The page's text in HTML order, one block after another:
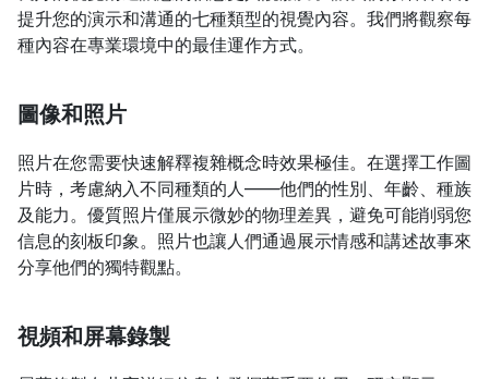
提升您的演示和溝通的七種類型的視覺內容。我們將觀察每
種內容在專業環境中的最佳運作方式。
圖像和照片
照片在您需要快速解釋複雜概念時效果極佳。在選擇工作圖
片時，考慮納入不同種類的人——他們的性別、年齡、種族
及能力。優質照片僅展示微妙的物理差異，避免可能削弱您
信息的刻板印象。照片也讓人們通過展示情感和講述故事來
分享他們的獨特觀點。
視頻和屏幕錄製